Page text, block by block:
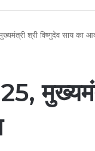
श्री विष्णुदेव साय का